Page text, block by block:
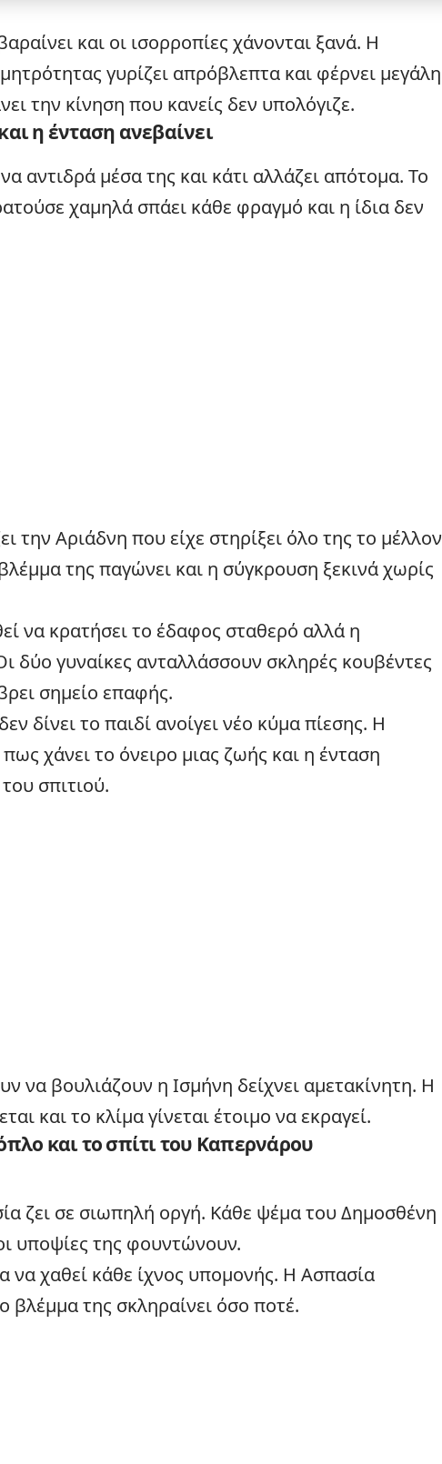
και οι ισορροπίες χάνονται ξανά. Η
γυρίζει απρόβλεπτα και φέρνει μεγάλη
την κίνηση που κανείς δεν υπολόγιζε.
η ένταση ανεβαίνει
αντιδρά μέσα της και κάτι αλλάζει απότομα. Το
χαμηλά σπάει κάθε φραγμό και η ίδια δεν
την Αριάδνη που είχε στηρίξει όλο της το μέλλον
της παγώνει και η σύγκρουση ξεκινά χωρίς
να κρατήσει το έδαφος σταθερό αλλά η
δύο γυναίκες ανταλλάσσουν σκληρές κουβέντες
σημείο επαφής.
δίνει το παιδί ανοίγει νέο κύμα πίεσης. Η
χάνει το όνειρο μιας ζωής και η ένταση
σπιτιού.
να βουλιάζουν η Ισμήνη δείχνει αμετακίνητη. Η
και το κλίμα γίνεται έτοιμο να εκραγεί.
και το σπίτι του Καπερνάρου
ζει σε σιωπηλή οργή. Κάθε ψέμα του Δημοσθένη
υποψίες της φουντώνουν.
να χαθεί κάθε ίχνος υπομονής. Η Ασπασία
βλέμμα της σκληραίνει όσο ποτέ.